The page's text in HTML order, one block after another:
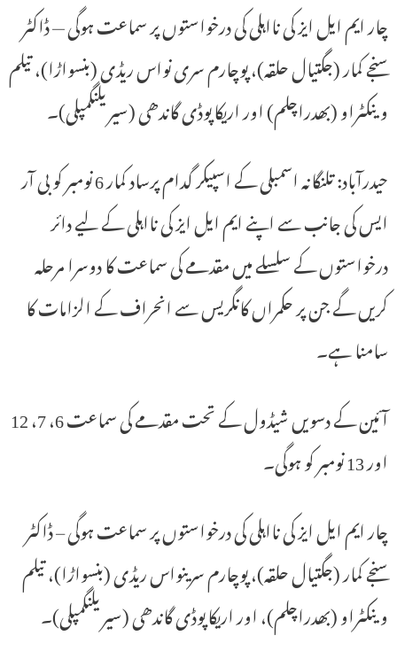
چار ایم ایل ایز کی نااہلی کی درخواستوں پر سماعت ہوگی — ڈاکٹر
سنجے کمار (جگتیال حلقہ)، پوچارم سری نواس ریڈی (بنسواڑا)، تیلم
وینکٹراو (بھدراچلم) اور اریکاپوڈی گاندھی (سیریلنگمپلی)۔
حیدرآباد: تلنگانہ اسمبلی کے اسپیکر گدام پرساد کمار 6 نومبر کو بی آر
ایس کی جانب سے اپنے ایم ایل ایز کی نااہلی کے لیے دائر
درخواستوں کے سلسلے میں مقدمے کی سماعت کا دوسرا مرحلہ
کریں گے جن پر حکمراں کانگریس سے انحراف کے الزامات کا
سامنا ہے۔
آئین کے دسویں شیڈول کے تحت مقدمے کی سماعت 6، 7، 12
اور 13 نومبر کو ہوگی۔
چار ایم ایل ایز کی نااہلی کی درخواستوں پر سماعت ہوگی – ڈاکٹر
سنجے کمار (جگتیال حلقہ)، پوچارم سرینواس ریڈی (بنسواڑا)، تیلم
وینکٹراو (بھدراچلم)، اور اریکاپوڈی گاندھی (سیریلنگمپلی)۔